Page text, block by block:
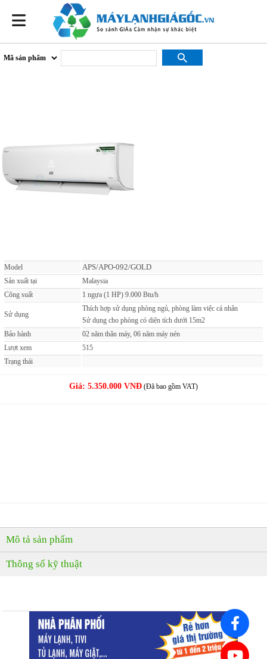
Model APS/APO-092/GOLD
Sản xuất tại
Malaysia
Công suất
1 ngựa (1 HP) 9.000 Btu/h
Sử dụng
Thích hợp sử dụng phòng ngủ, phòng làm việc cá nhân
Sử dụng cho phòng có diện tích dưới 15m2
Bảo hành
02 năm thân máy, 06 năm máy nén
Lượt xem
515
Trạng thái
Giá: 5.350.000 VNĐ (Đã bao gồm VAT)
Mô tả sản phẩm
Thông số kỹ thuật